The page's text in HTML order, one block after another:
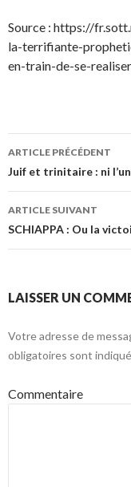
Source : https://
la-terrifiante-
en-train-de-se-realiser
Navigation
ARTICLE PRÉCÉDENT
Juif et trinitaire : ni l’un
ARTICLE SUIVANT
SCHIAPPA : Ou la
LAISSER UN
Votre adresse de
obligatoires sont
Commentaire